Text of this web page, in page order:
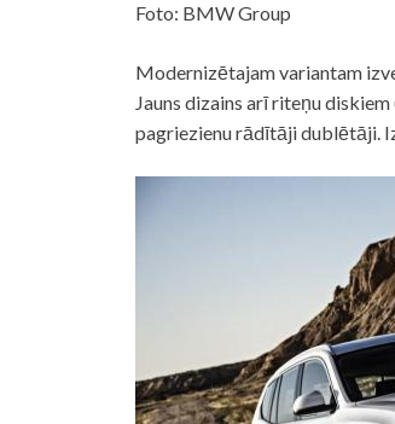
Foto: BMW Group
Modernizētajam variantam
Jauns dizains arī riteņu
pagriezienu rādītāji dublētāji.